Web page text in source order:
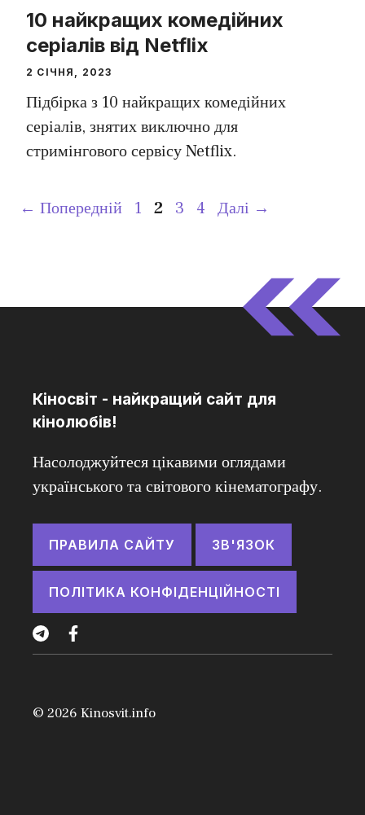
10 найкращих комедійних
серіалів від Netflix
2 СІЧНЯ, 2023
Підбірка з 10 найкращих комедійних
серіалів, знятих виключно для
стримінгового сервісу Netflix.
← Попередній Сторінка
1 Сторінка
2 Сторінка
3 Сторінка
4 Далі →
Кіносвіт - найкращий сайт для
кінолюбів!
Насолоджуйтеся цікавими оглядами
українського та світового кінематографу.
ПРАВИЛА САЙТУ ЗВ'ЯЗОК
ПОЛІТИКА КОНФІДЕНЦІЙНОСТІ
© 2026 Kinosvit.info